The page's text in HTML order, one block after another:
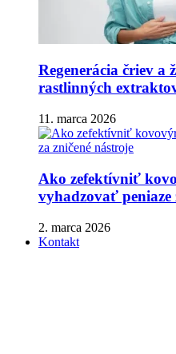
Regenerácia čriev a
rastlinných
11. marca 2026
Ako zefektívniť
vyhadzovať peniaze
2. marca 2026
Kontakt